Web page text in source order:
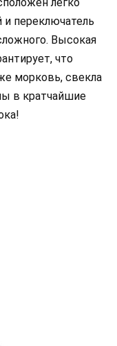
переключатель
Высокая
что
морковь, свекла
в кратчайшие